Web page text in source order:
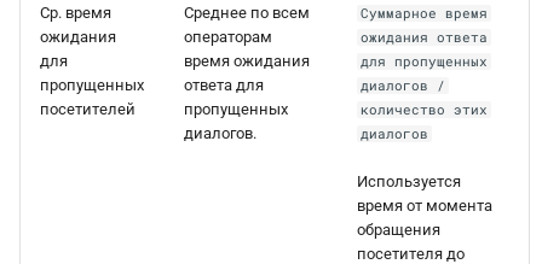
Ср. время
ожидания
для
пропущенных
посетителей
Среднее по всем
операторам
время ожидания
ответа для
пропущенных
диалогов.
Суммарное время
ожидания ответа
для пропущенных
диалогов /
количество этих
диалогов
Используется
время от момента
обращения
посетителя до